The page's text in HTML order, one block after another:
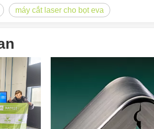
triển nhanh chóng của ngày nay, các
máy cắt laser cho bọt eva